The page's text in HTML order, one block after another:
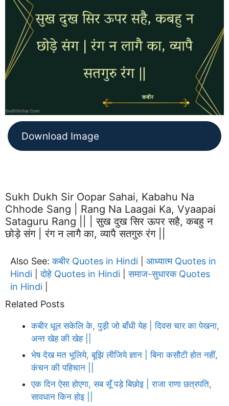
Download Image
Sukh Dukh Sir Oopar Sahai, Kabahu Na
Chhode Sang | Rang Na Laagai Ka, Vyaapai
Sataguru Rang || | सुख दुख सिर ऊपर सहै, कबहु न
छोड़े संग | रंग न लागै का, व्यापै सतगुरु रंग ||
Also See:कबीर Quotes in Hindi
आध्यात्म Quotes in
Hindi |दोहे Quotes in Hindi |समाज-सुधारक Quotes
in Hindi
Related Posts
कबीर धूल सकेलि के, पुड़ी जो बाँधी येह | दिवस चार का पेखना,
अन्त खेह की खेह ||
भेष देख मत भूलिये, बूझि लीजिये ज्ञान | बिना कसौटी होत नहीं,
कंचन की पहिचान ||
एक दिन ऐसा होएगा, सब सूँ पड़े बिछोइ | राजा राणा छत्रपति,
सावधान किन होइ ||